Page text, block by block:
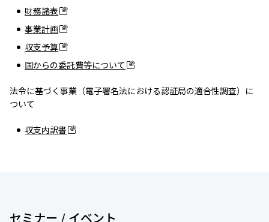
財務諸表
事業計画
収支予算
国からの委託費等について
法令に基づく事業（電子署名法における認証局の適合性調査）に
ついて
収支内訳書
セミナー / イベント